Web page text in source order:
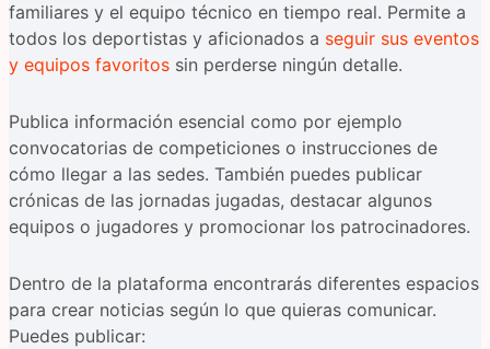
familiares y el equipo técnico en tiempo real. Permite a
todos los deportistas y aficionados a seguir sus eventos
y equipos favoritossin perderse ningún detalle.
Publica información esencial como por ejemplo
convocatorias de competiciones o instrucciones de
cómo llegar a las sedes. También puedes publicar
crónicas de las jornadas jugadas, destacar algunos
equipos o jugadores y promocionar los patrocinadores.
Dentro de la plataforma encontrarás diferentes espacios
para crear noticias según lo que quieras comunicar.
Puedes publicar: